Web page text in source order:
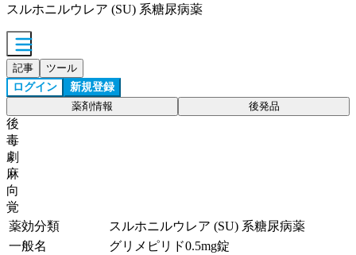
スルホニルウレア (SU) 系糖尿病薬
記事 ツール
ログイン 新規登録
薬剤情報 後発品
後
毒
劇
麻
向
覚
薬効分類
スルホニルウレア (SU) 系糖尿病薬
一般名
グリメピリド0.5mg錠